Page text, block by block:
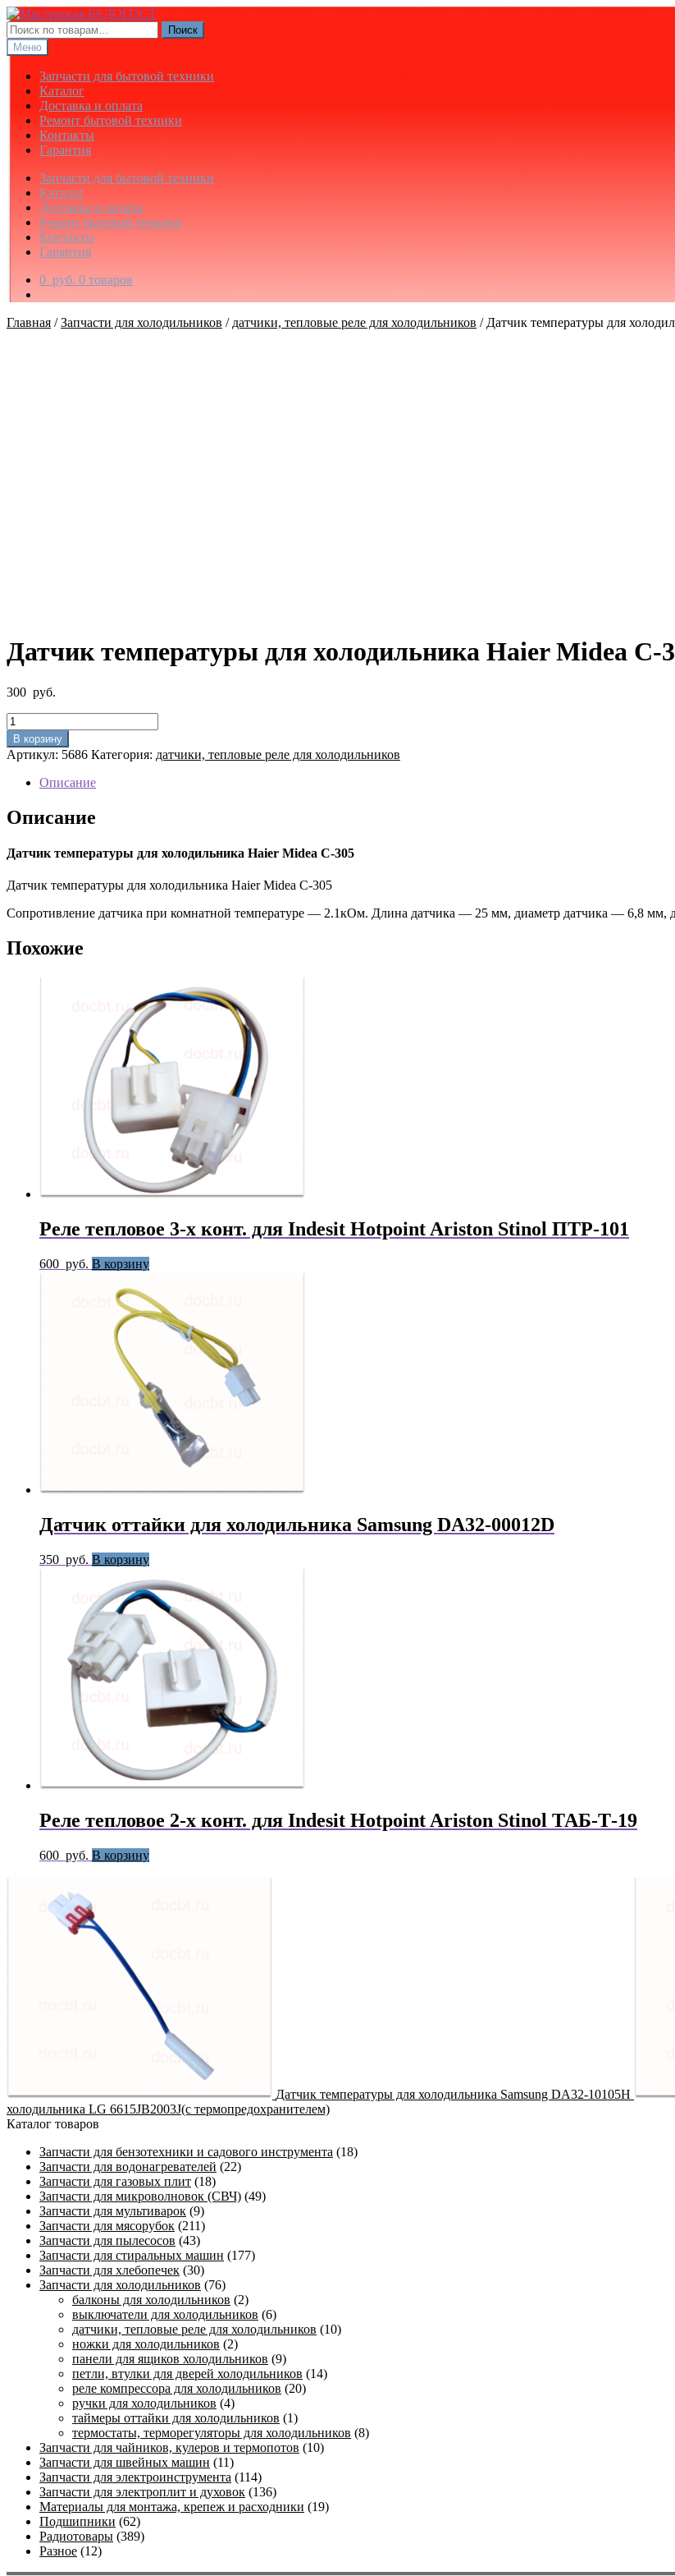
Перейти
к
навигации
Перейти
к
содержимому
Искать:
Поиск
Меню
Запчасти для бытовой техники
Каталог
Доставка и оплата
Ремонт бытовой техники
Контакты
Гарантия
Запчасти для бытовой техники
Каталог
Доставка и оплата
Ремонт бытовой техники
Контакты
Гарантия
0 руб. 0 товаров
Главная /Запчасти для холодильников / датчики, тепловые реле для холодильников / Датчик температуры для
Датчик температуры для холодильника Haier Midea C-
300 руб.
Количество
товара
Датчик
температуры
холодильника
Haier
Midea
305
В корзину
Артикул: 5686 Категория: датчики, тепловые реле для холодильников
Описание
Описание
Датчик температуры для холодильника Haier Midea C-305
Датчик температуры для холодильника Haier Midea C-305
Сопротивление датчика при комнатной температуре — 2.1кОм. Длина датчика — 25 мм, диаметр датчика — 6,8 мм,
Похожие
Реле тепловое 3-х конт. для Indesit Hotpoint Ariston Stinol ПТР-101
600 руб. В корзину
Датчик оттайки для холодильника Samsung DA32-00012D
350 руб. В корзину
Реле тепловое 2-х конт. для Indesit Hotpoint Ariston Stinol ТАБ-Т-19
600 руб. В корзину
Датчик температуры для холодильника Samsung DA32-10105H
холодильника LG 6615JB2003J(с термопредохранителем)
Каталог товаров
Запчасти для бензотехники и садового инструмента (18)
Запчасти для водонагревателей (22)
Запчасти для газовых плит (18)
Запчасти для микроволновок (СВЧ) (49)
Запчасти для мультиварок (9)
Запчасти для мясорубок (211)
Запчасти для пылесосов (43)
Запчасти для стиральных машин (177)
Запчасти для хлебопечек (30)
Запчасти для холодильников (76)
балконы для холодильников (2)
выключатели для холодильников (6)
датчики, тепловые реле для холодильников (10)
ножки для холодильников (2)
панели для ящиков холодильников (9)
петли, втулки для дверей холодильников (14)
реле компрессора для холодильников (20)
ручки для холодильников (4)
таймеры оттайки для холодильников (1)
термостаты, терморегуляторы для холодильников (8)
Запчасти для чайников, кулеров и термопотов (10)
Запчасти для швейных машин (11)
Запчасти для электроинструмента (114)
Запчасти для электроплит и духовок (136)
Материалы для монтажа, крепеж и расходники (19)
Подшипники (62)
Радиотовары (389)
Разное (12)